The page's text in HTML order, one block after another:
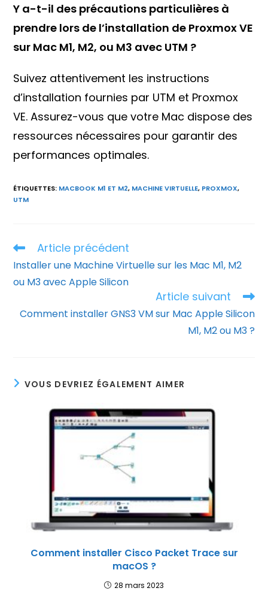
Y a-t-il des précautions particulières à
prendre lors de l’installation de Proxmox VE
sur Mac M1, M2, ou M3 avec UTM ?
Suivez attentivement les instructions
d’installation fournies par UTM et Proxmox
VE. Assurez-vous que votre Mac dispose des
ressources nécessaires pour garantir des
performances optimales.
ÉTIQUETTES: MACBOOK M1 ET M2, MACHINE VIRTUELLE, PROXMOX,
UTM
Read
articles
Article précédent
Installer une Machine Virtuelle sur les Mac M1, M2
ou M3 avec Apple Silicon
Article suivant
Comment installer GNS3 VM sur Mac Apple Silicon
M1, M2 ou M3 ?
VOUS DEVRIEZ ÉGALEMENT AIMER
Comment installer Cisco Packet Trace sur
macOS ?
28 mars 2023